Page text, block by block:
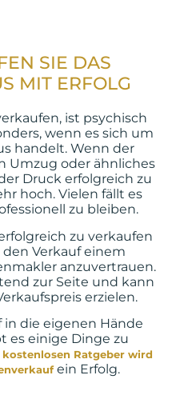
SIE DAS
MIT ERFOLG
ist psychisch
wenn es sich um
handelt. Wenn der
Umzug oder ähnliches
Druck erfolgreich zu
hoch. Vielen fällt es
zu bleiben.
zu verkaufen
den Verkauf einem
anzuvertrauen.
zur Seite und kann
erzielen.
in die eigenen Hände
es einige Dinge zu
kostenlosen Ratgeber wird
ein Erfolg.